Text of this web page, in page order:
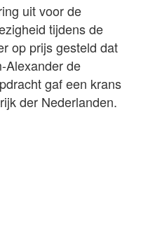
uit voor de
tijdens de
op prijs gesteld dat
Alexander de
gaf een krans
der Nederlanden.